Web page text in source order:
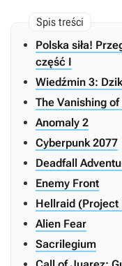
Polska siła!
część I
Wiedźmin 3:
The Vanishing
Anomaly 2
Cyberpunk 2077
Deadfall
Enemy Front
Hellraid (Project
Alien Fear
Sacrilegium